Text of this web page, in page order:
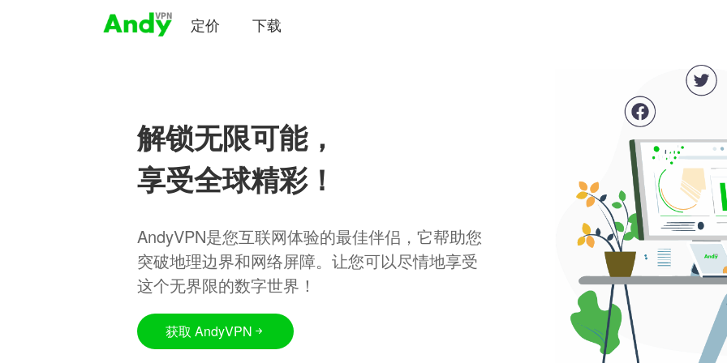
定价 下载
解锁无限可能，
享受全球精彩！
AndyVPN是您互联网体验的最佳伴侣，它帮助您
突破地理边界和网络屏障。让您可以尽情地享受
这个无界限的数字世界！
获取 AndyVPN